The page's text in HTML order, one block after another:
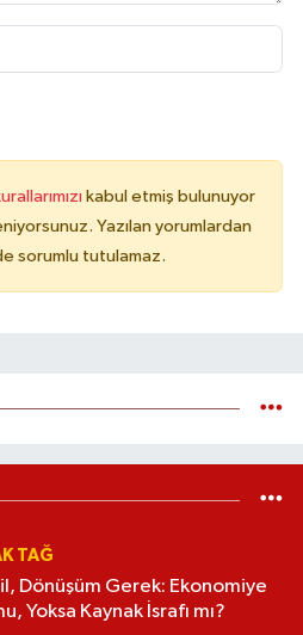
kabul etmiş bulunuyor
Yazılan yorumlardan
sorumlu tutulamaz.
TAĞ
Dönüşüm Gerek: Ekonomiye
Yoksa Kaynak İsrafı mı?